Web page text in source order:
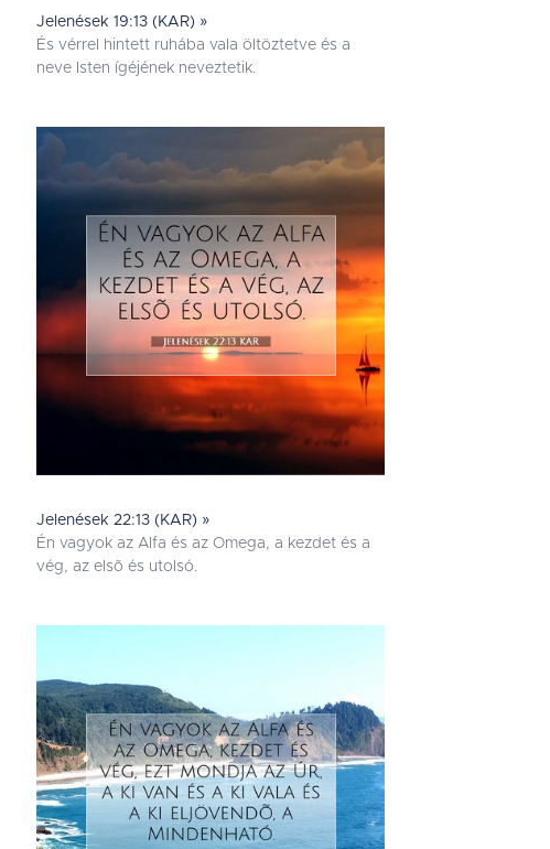
Jelenések 19:13 (KAR) »
És vérrel hintett ruhába vala öltöztetve és a
neve Isten ígéjének neveztetik.
Jelenések 22:13 (KAR) »
Én vagyok az Alfa és az Omega, a kezdet és a
vég, az elsõ és utolsó.